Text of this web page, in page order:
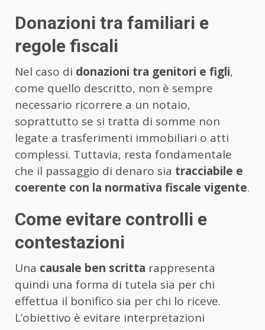
Donazioni tra familiari e
regole fiscali
Nel caso di donazioni tra genitori e figli,
come quello descritto, non è sempre
necessario ricorrere a un notaio,
soprattutto se si tratta di somme non
legate a trasferimenti immobiliari o atti
complessi. Tuttavia, resta fondamentale
che il passaggio di denaro sia tracciabile e
coerente con la normativa fiscale vigente.
Come evitare controlli e
contestazioni
Una causale ben scritta rappresenta
quindi una forma di tutela sia per chi
effettua il bonifico sia per chi lo riceve.
L’obiettivo è evitare interpretazioni